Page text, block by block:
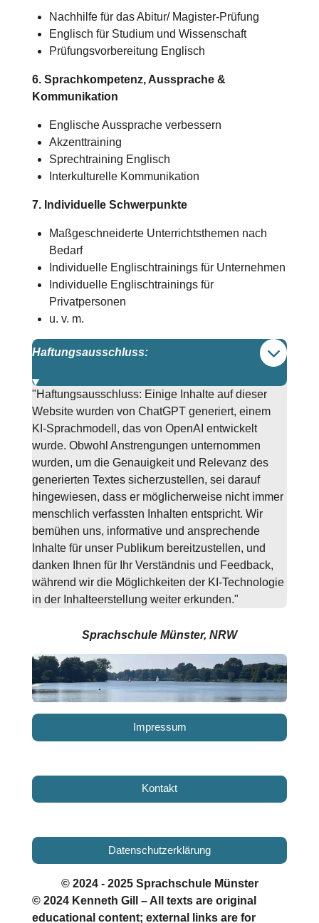
Nachhilfe für das Abitur/ Magister-Prüfung
Englisch für Studium und Wissenschaft
Prüfungsvorbereitung Englisch
6. Sprachkompetenz, Aussprache &
Kommunikation
Englische Aussprache verbessern
Akzenttraining
Sprechtraining Englisch
Interkulturelle Kommunikation
7. Individuelle Schwerpunkte
Maßgeschneiderte Unterrichtsthemen nach
Bedarf
Individuelle Englischtrainings für Unternehmen
Individuelle Englischtrainings für
Privatpersonen
u. v. m.
Haftungsausschluss:
"Haftungsausschluss: Einige Inhalte auf dieser
Website wurden von ChatGPT generiert, einem
KI-Sprachmodell, das von OpenAI entwickelt
wurde. Obwohl Anstrengungen unternommen
wurden, um die Genauigkeit und Relevanz des
generierten Textes sicherzustellen, sei darauf
hingewiesen, dass er möglicherweise nicht immer
menschlich verfassten Inhalten entspricht. Wir
bemühen uns, informative und ansprechende
Inhalte für unser Publikum bereitzustellen, und
danken Ihnen für Ihr Verständnis und Feedback,
während wir die Möglichkeiten der KI-Technologie
in der Inhalteerstellung weiter erkunden."
Sprachschule Münster, NRW
Impressum
Kontakt
Datenschutzerklärung
© 2024 - 2025 Sprachschule Münster
© 2024 Kenneth Gill – All texts are original
educational content; external links are for